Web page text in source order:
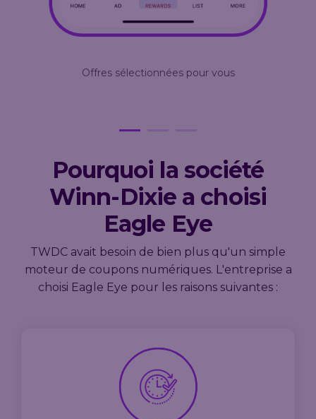
Offres sélectionnées pour vous
Pourquoi la société
Winn-Dixie a choisi
Eagle Eye
TWDC avait besoin de bien plus qu'un simple
moteur de coupons numériques. L'entreprise a
choisi Eagle Eye pour les raisons suivantes :